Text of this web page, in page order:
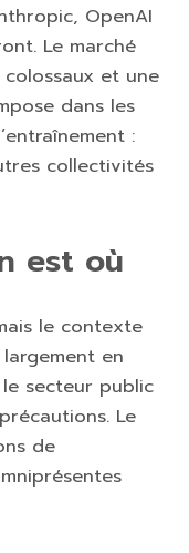
OpenAI
Le marché
et une
dans les
:
collectivités
est où
le contexte
en
le secteur public
Le
de